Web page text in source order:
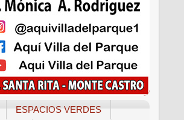
ESPACIOS VERDES